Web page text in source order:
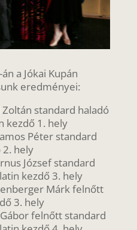
a Jókai Kupán
eredményei:
Zoltán standard haladó
kezdő 1. hely
Péter standard
2. hely
József standard
kezdő 3. hely
Márk felnőtt
3. hely
felnőtt standard